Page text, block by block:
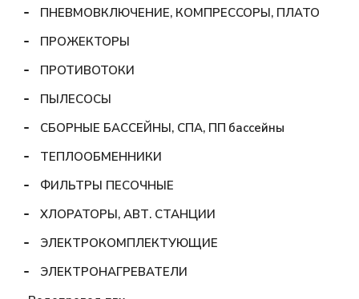
ПНЕВМОВКЛЮЧЕНИЕ, КОМПРЕССОРЫ, ПЛАТО
ПРОЖЕКТОРЫ
ПРОТИВОТОКИ
ПЫЛЕСОСЫ
СБОРНЫЕ БАССЕЙНЫ, СПА, ПП бассейны
ТЕПЛООБМЕННИКИ
ФИЛЬТРЫ ПЕСОЧНЫЕ
ХЛОРАТОРЫ, АВТ. СТАНЦИИ
ЭЛЕКТРОКОМПЛЕКТУЮЩИЕ
ЭЛЕКТРОНАГРЕВАТЕЛИ